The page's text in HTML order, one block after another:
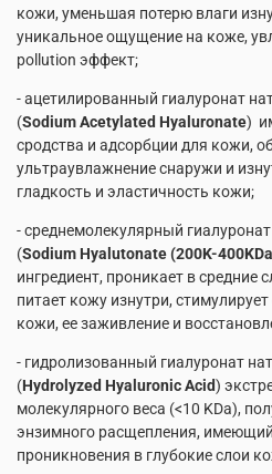
кожи, уменьшая потерю влаги
уникальное ощущение на коже,
pollution эффект;
- ацетилированный гиалуронат
(SodiumAcetylated Hyaluronate)
сродства и адсорбции для кожи,
ультраувлажнение снаружи и
гладкость и эластичность кожи;
- среднемолекулярный
(Sodium Hyalutonate(200K-400KDa
ингредиент, проникает в средние
питает кожу изнутри,
кожи, ее заживление и
- гидролизованный гиалуронат
(Hydrolyzed HyaluronicAcid)
молекулярного веса (<10 KDa),
энзимного расщепления,
проникновения в глубокие слои